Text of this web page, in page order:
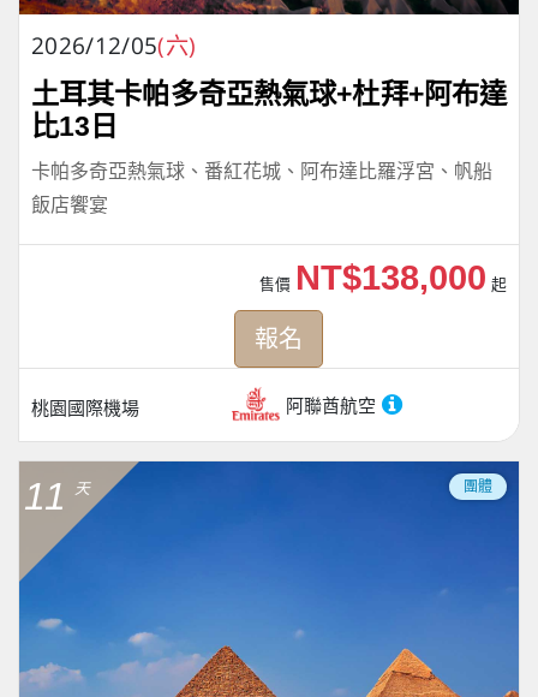
2026/12/05(六)
土耳其卡帕多奇亞熱氣球+杜拜+阿布達
比13日
卡帕多奇亞熱氣球、番紅花城、阿布達比羅浮宮、帆船
飯店饗宴
桃園國際機場 阿聯酋航空
售價 NT$138,000 起
報名
11 天 團體